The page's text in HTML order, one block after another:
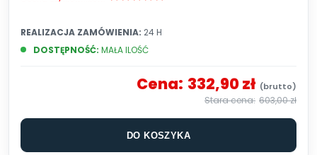
DOSTĘPNOŚĆ: MAŁA ILOŚĆ
REALIZACJA ZAMÓWIENIA: 24 H
Cena: 332,90 zł
603,00 zł
DO KOSZYKA